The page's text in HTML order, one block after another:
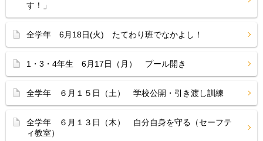
す！」
全学年 6月18日(火) たてわり班でなかよし！
1・3・4年生 6月17日（月） プール開き
全学年 ６月１５日（土） 学校公開・引き渡し訓練
全学年 ６月１３日（木） 自分自身を守る（セーフテ
ィ教室）